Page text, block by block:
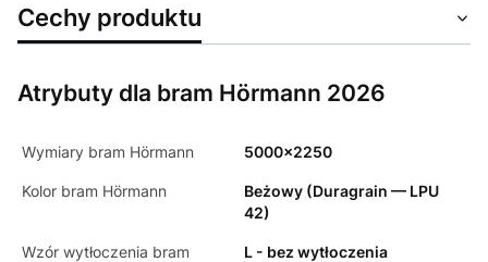
Cechy produktu
Atrybuty dla bram Hörmann 2026
Wymiary bram Hörmann 5000x2250
Kolor bram Hörmann
Beżowy (Duragrain — LPU
42)
Wzór wytłoczenia bram
L - bez wytłoczenia